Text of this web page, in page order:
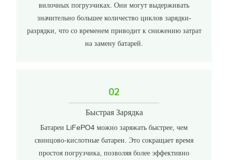
вилочных погрузчиках. Они могут выдерживать
значительно большее количество циклов зарядки-
разрядки, что со временем приводит к снижению затрат
на замену батарей.
02
Быстрая Зарядка
Батареи LiFePO4 можно заряжать быстрее, чем
свинцово-кислотные батареи. Это сокращает время
простоя погрузчика, позволяя более эффективно